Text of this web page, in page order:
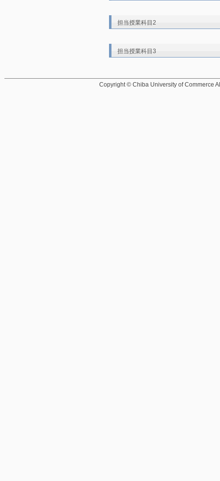
担当授業科目2
担当授業科目3